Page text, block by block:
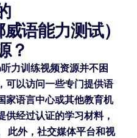
语能力测试）
？
力训练视频资源并不困
可以访问一些专门提供语
家语言中心或其他教育机
经过认证的学习材料，
此外，社交媒体平台和视